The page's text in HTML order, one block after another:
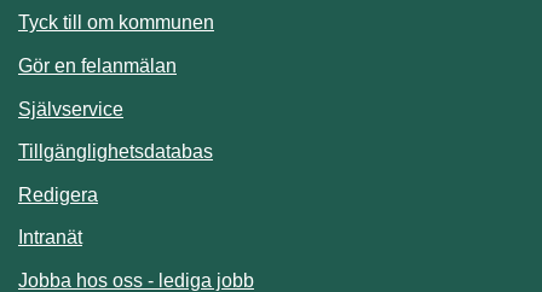
Tyck till om kommunen
Gör en felanmälan
SjälvserviceLänk till annan webbplats.
TillgänglighetsdatabasLänk till annan webbplats.
Redigera
IntranätLänk till annan webbplats.
Jobba hos oss - lediga jobb